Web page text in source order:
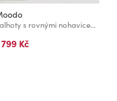
Kalhoty s rovnými nohavicemi šedé Moodo
799 Kč